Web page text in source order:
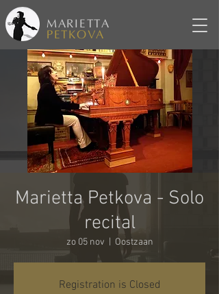
MARIETTA
PETKOVA
Marietta Petkova - Solo
recital
zo 05 nov Oostzaan
Registration is Closed